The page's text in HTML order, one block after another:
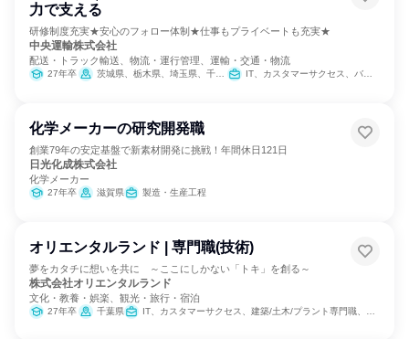
力で支える
研修制度充実★安心のフォロー体制★仕事もプライベートも充実★
中央運輸株式会社
配送・トラック輸送、物流・運行管理、運輸・交通・物流
27年卒 茨城県、栃木県、埼玉県、千葉県、東京都、神奈川県 IT、カスタマーサクセス、バックオフィス・事務・受付、SCM/生産管理/購買/物流、組織運営管理・公務員・事務系職種、経営/事業企画、製造・生産工程、カスタマーサポート/コールセンター
化学メーカーの研究開発職
創業79年の安定基盤で新素材開発に挑戦！年間休日121日
日光化成株式会社
化学メーカー
27年卒 滋賀県 製造・生産工程
オリエンタルランド | 専門職(技術)
夢をカタチに想いを共に ～ここにしかない「トキ」を創る～
株式会社オリエンタルランド
文化・教養・娯楽、観光・旅行・宿泊
27年卒 千葉県 IT、カスタマーサクセス、建築/土木/プラント専門職、製造・生産工程、クリエイティブ/デザイン職